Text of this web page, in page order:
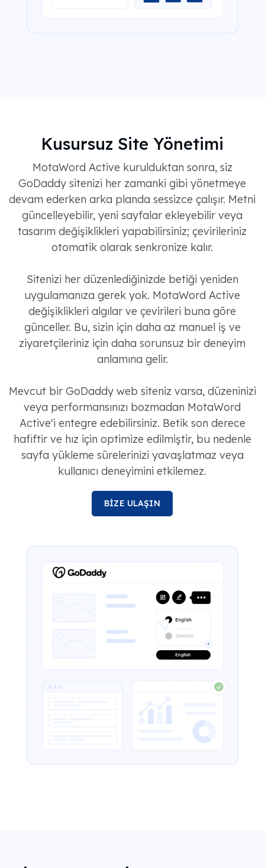
Kusursuz Site Yönetimi
MotaWord Active kurulduktan sonra, siz
GoDaddy sitenizi her zamanki gibi yönetmeye
devam ederken arka planda sessizce çalışır. Metni
güncelleyebilir, yeni sayfalar ekleyebilir veya
tasarım değişiklikleri yapabilirsiniz; çevirileriniz
otomatik olarak senkronize kalır.
Sitenizi her düzenlediğinizde betiği yeniden
uygulamanıza gerek yok. MotaWord Active
değişiklikleri algılar ve çevirileri buna göre
günceller. Bu, sizin için daha az manuel iş ve
ziyaretçileriniz için daha sorunsuz bir deneyim
anlamına gelir.
Mevcut bir GoDaddy web siteniz varsa, düzeninizi
veya performansınızı bozmadan MotaWord
Active'i entegre edebilirsiniz. Betik son derece
hafiftir ve hız için optimize edilmiştir, bu nedenle
sayfa yükleme sürelerinizi yavaşlatmaz veya
kullanıcı deneyimini etkilemez.
BİZE ULAŞIN